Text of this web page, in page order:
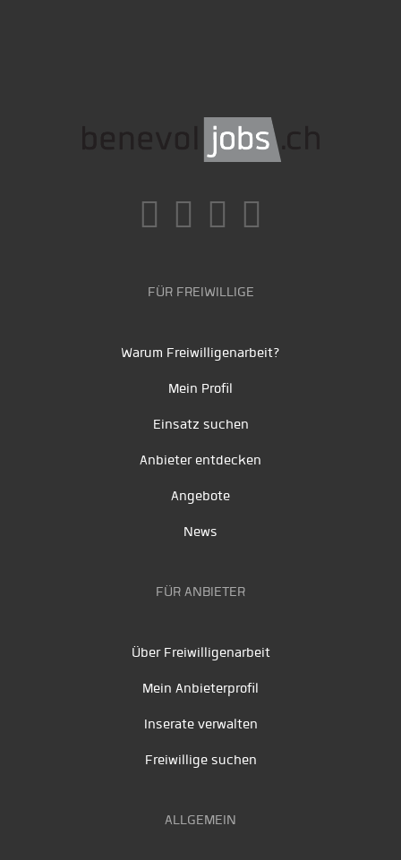
FÜR FREIWILLIGE
Warum Freiwilligenarbeit?
Mein Profil
Einsatz suchen
Anbieter entdecken
Angebote
News
FÜR ANBIETER
Über Freiwilligenarbeit
Mein Anbieterprofil
Inserate verwalten
Freiwillige suchen
ALLGEMEIN